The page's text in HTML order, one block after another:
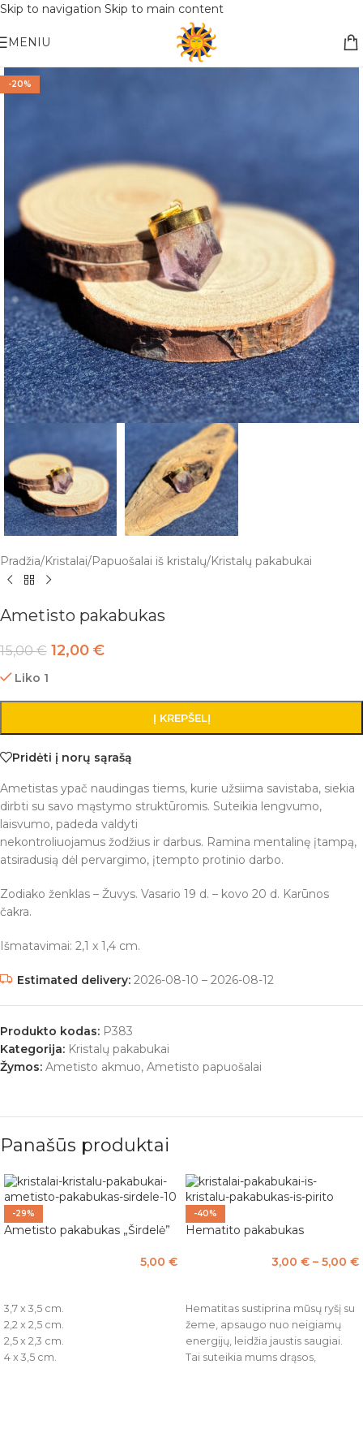
Skip to navigation Skip to main content
Nemokamas pristatymas į paštomatą apsiperkant už 30€!!
MENIU
-20%
Pradžia/Kristalai/Papuošalai iš kristalų/Kristalų pakabukai
Ametisto pakabukas
15,00€ 12,00 €
Liko 1
Į KREPŠELĮ
Pridėti į norų sąrašą
Ametistas ypač naudingas tiems, kurie užsiima savistaba, siekia
dirbti su savo mąstymo struktūromis. Suteikia lengvumo,
laisvumo, padeda valdyti
nekontroliuojamus žodžius ir darbus. Ramina mentalinę įtampą,
atsiradusią dėl pervargimo, įtempto protinio darbo.
Zodiako ženklas – Žuvys. Vasario 19 d. – kovo 20 d. Karūnos
čakra.
Išmatavimai: 2,1 x 1,4 cm.
Estimated delivery: 2026-08-10 – 2026-08-12
Produkto kodas: P383
Kategorija: Kristalų pakabukai
Žymos: Ametisto akmuo, Ametisto papuošalai
Panašūs produktai
-29%
Ametisto pakabukas „Širdelė”
5,00 €
3,7 x 3,5 cm.
2,2 x 2,5 cm.
2,5 x 2,3 cm.
4 x 3,5 cm.
-40%
Hematito pakabukas
3,00 € – 5,00 €
Hematitas sustiprina mūsų ryšį su
žeme, apsaugo nuo neigiamų
energijų, leidžia jaustis saugiai.
Tai suteikia mums drąsos,